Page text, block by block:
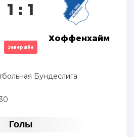
1 : 1
Завершён
Хоффенхайм
Бундеслига
Голы